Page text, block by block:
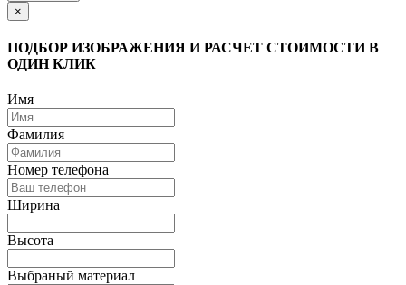
×
ПОДБОР ИЗОБРАЖЕНИЯ И РАСЧЕТ СТОИМОСТИ В
ОДИН КЛИК
Имя
Фамилия
Номер телефона
Ширина
Высота
Выбраный материал